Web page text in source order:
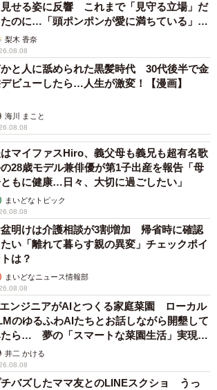
せる姿に反響 これまで「見守る立場」だ
たのに…「頭ポンポンが愛に満ちている」
尊…」
梨木 香奈
と人に舐められた黒髪時代 30代後半で金
ビューしたら…人生が激変！【漫画】
海川 まこと
マイファスHiro、義父母も義兄も超有名歌
28歳モデル兼俳優が第1子出産を報告「母
もに健康…日々、大切に過ごしたい」
まいどなトピック
明けは介護相談が3割増加 帰省時に確認
たい「離れて暮らす親の異変」チェックポイ
は？
まいどなニュース情報部
ンジニアがAIとつくる家庭菜園 ローカル
のゆるふわAIたちとお話しながら開墾して
ら… 夢の「スマートな菜園生活」実現な
井二 かける
バズしたママ友とのLINEスクショ うっ